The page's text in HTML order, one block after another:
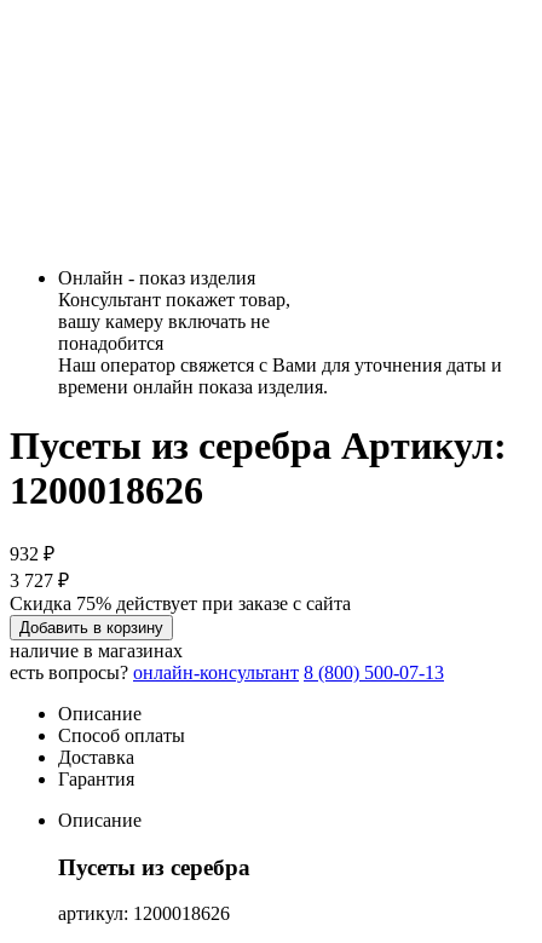
Онлайн - показ изделия
Консультант покажет товар,
вашу камеру включать не
понадобится
Наш оператор свяжется с Вами для уточнения даты и
времени онлайн показа изделия.
Пусеты из серебра Артикул:
1200018626
932 ₽
3 727 ₽
Скидка 75% действует при заказе с сайта
Добавить в корзину
наличие в магазинах
есть вопросы? онлайн-консультант 8 (800) 500-07-13
Описание
Способ оплаты
Доставка
Гарантия
Описание
Пусеты из серебра
артикул: 1200018626